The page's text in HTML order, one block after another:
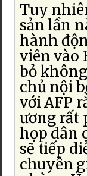
Tuy
sản lần
hành
viên vào
bỏ
chủ nội
với AFP
ương rất
họp dân
sẽ tiếp
chuyên